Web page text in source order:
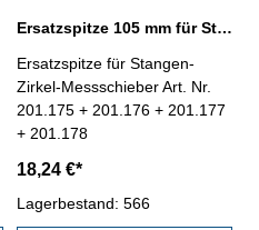
Ersatzspitze 105 mm für Stangenzirkel-Messschieber
Ersatzspitze für Stangen-
Zirkel-Messschieber Art. Nr.
201.175 + 201.176 + 201.177
+ 201.178
18,24 €*
Lagerbestand: 566